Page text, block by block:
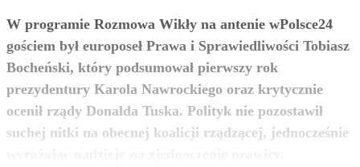
W programie Rozmowa Wikły na antenie wPolsce24
gościem był europoseł Prawa i Sprawiedliwości Tobiasz
Bocheński, który podsumował pierwszy rok
prezydentury Karola Nawrockiego oraz krytycznie
ocenił rządy Donalda Tuska. Polityk nie pozostawił
suchej nitki na obecnej koalicji rządzącej, jednocześnie
zobacz więcej